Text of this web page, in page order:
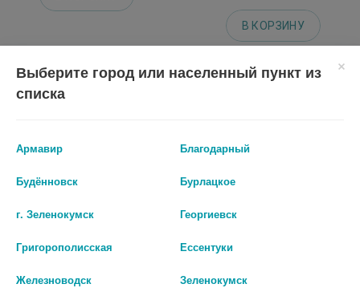
В КОРЗИНУ
ВЕЛФАРМ/ 6497
Выберите город или населенный пункт из
списка
Армавир Благодарный
Будённовск Бурлацкое
г. Зеленокумск Георгиевск
Григорополисская Ессентуки
Железноводск Зеленокумск